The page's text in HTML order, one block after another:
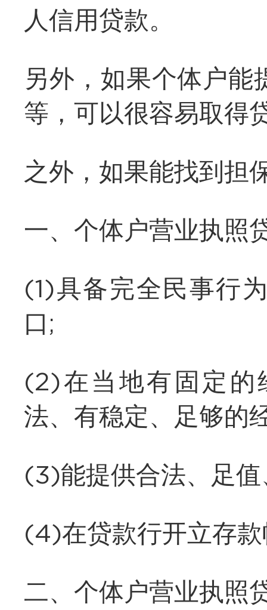
人信用贷款。
另外，如果个体户能
等，可以很容易取得
之外，如果能找到担
一、个体户营业执照
(1)具备完全民事行
口;
(2)在当地有固定的
法、有稳定、足够的
(3)能提供合法、足
(4)在贷款行开立存
二、个体户营业执照